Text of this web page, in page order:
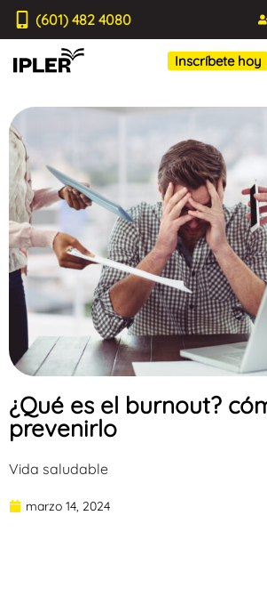
(601) 482 4080
Inscríbete hoy
¿Qué es el burnout?
prevenirlo
Vida saludable
marzo 14, 2024